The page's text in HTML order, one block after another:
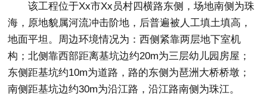
该工程位于Xx市Xx员村四横路东侧，场地南侧为珠
海，原地貌属河流冲击阶地，后普遍被人工填土填高，
地面平坦。周边环境情况为：西侧紧靠两层地下室机
构；北侧靠西部距离基坑边约20m为三层幼儿园房屋；
东侧距基坑约10m为道路，路的东侧为琶洲大桥桥墩；
南侧距基坑边约30m为沿江路，沿江路南侧为珠江。